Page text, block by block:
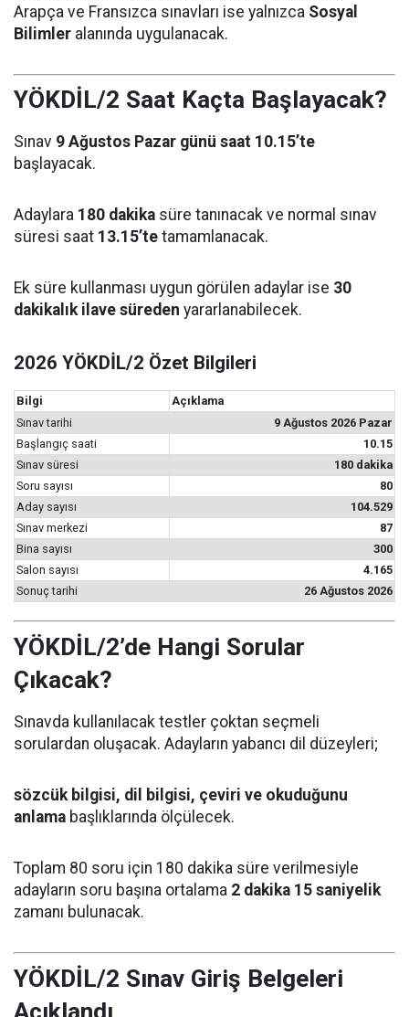
Arapça ve Fransızca sınavları ise yalnızca Sosyal
Bilimler alanında uygulanacak.
YÖKDİL/2 Saat Kaçta Başlayacak?
Sınav 9 Ağustos Pazar günü saat 10.15’te
başlayacak.
Adaylara 180 dakika süre tanınacak ve normal sınav
süresi saat 13.15’te tamamlanacak.
Ek süre kullanması uygun görülen adaylar ise 30
dakikalık ilave süreden yararlanabilecek.
2026 YÖKDİL/2 Özet Bilgileri
Bilgi
Açıklama
Sınav tarihi
9 Ağustos 2026 Pazar
Başlangıç saati
10.15
Sınav süresi
180 dakika
Soru sayısı
80
Aday sayısı
104.529
Sınav merkezi
87
Bina sayısı
300
Salon sayısı
4.165
Sonuç tarihi
26 Ağustos 2026
YÖKDİL/2’de Hangi Sorular
Çıkacak?
Sınavda kullanılacak testler çoktan seçmeli
sorulardan oluşacak. Adayların yabancı dil düzeyleri;
sözcük bilgisi, dil bilgisi, çeviri ve okuduğunu
anlama başlıklarında ölçülecek.
Toplam 80 soru için 180 dakika süre verilmesiyle
adayların soru başına ortalama 2 dakika 15 saniyelik
zamanı bulunacak.
YÖKDİL/2 Sınav Giriş Belgeleri
Açıklandı